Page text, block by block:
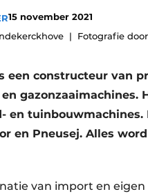
15 november 2021
Fotografie
een constructeur van
en
en Pneusej. Alles
van import en